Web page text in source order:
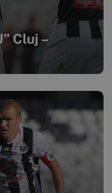
Cluj –